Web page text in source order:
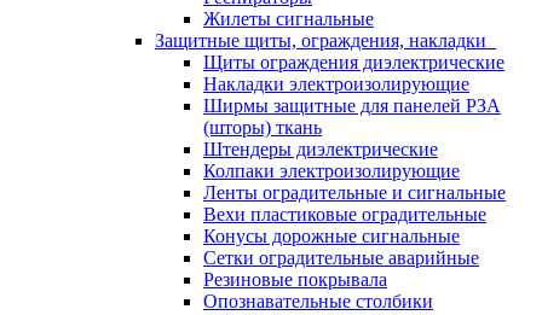
Жилеты сигнальные
Защитные щиты, ограждения, накладки
Щиты ограждения диэлектрические
Накладки электроизолирующие
Ширмы защитные для панелей РЗА
(шторы) ткань
Штендеры диэлектрические
Колпаки электроизолирующие
Ленты оградительные и сигнальные
Вехи пластиковые оградительные
Конусы дорожные сигнальные
Сетки оградительные аварийные
Резиновые покрывала
Опознавательные столбики